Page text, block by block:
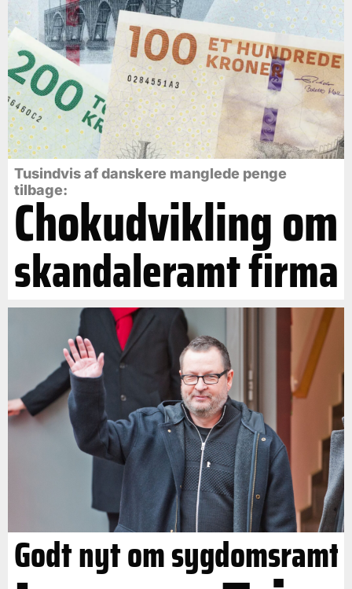
Tusindvis af danskere manglede penge
tilbage:
Chokudvikling om
skandaleramt firma
Godt nyt om sygdomsramt